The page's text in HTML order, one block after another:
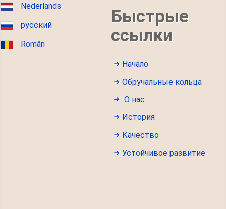
Nederlands
русский
Român
Быстрые
ссылки
Начало
Обручальные кольца
О нас
История
Качество
Устойчивое развитие